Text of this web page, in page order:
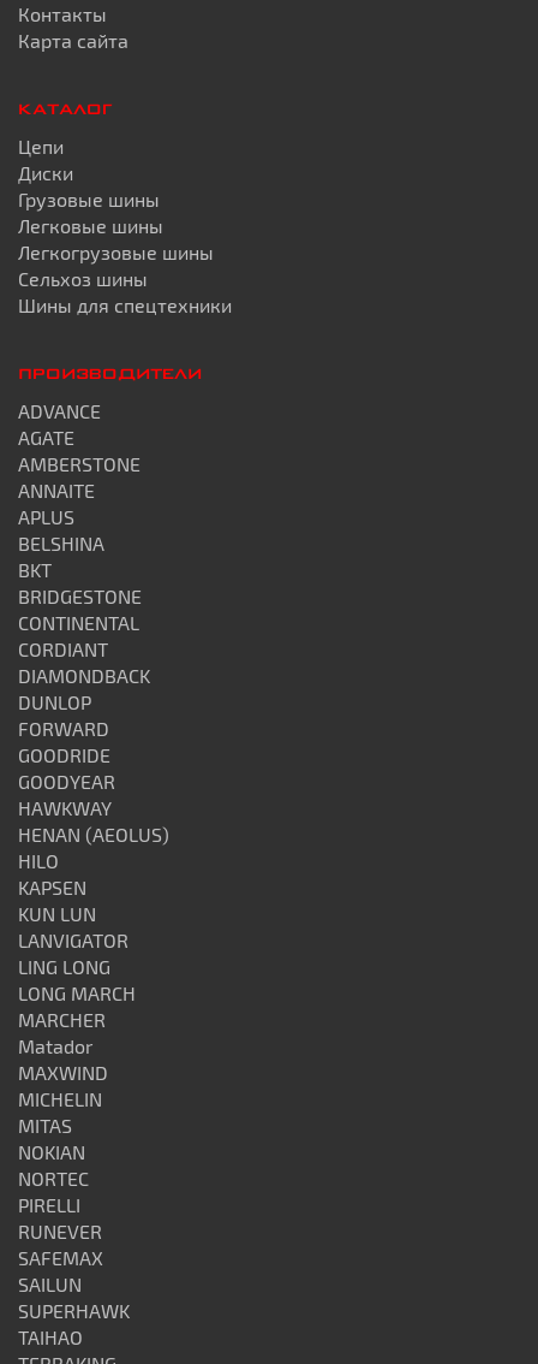
Контакты
Карта сайта
КАТАЛОГ
Цепи
Диски
Грузовые шины
Легковые шины
Легкогрузовые шины
Сельхоз шины
Шины для спецтехники
ПРОИЗВОДИТЕЛИ
ADVANCE
AGATE
AMBERSTONE
ANNAITE
APLUS
BELSHINA
BKT
BRIDGESTONE
CONTINENTAL
CORDIANT
DIAMONDBACK
DUNLOP
FORWARD
GOODRIDE
GOODYEAR
HAWKWAY
HENAN (AEOLUS)
HILO
KAPSEN
KUN LUN
LANVIGATOR
LING LONG
LONG MARCH
MARCHER
Matador
MAXWIND
MICHELIN
MITAS
NOKIAN
NORTEC
PIRELLI
RUNEVER
SAFEMAX
SAILUN
SUPERHAWK
TAIHAO